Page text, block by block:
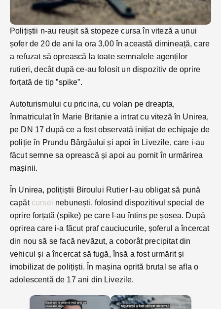
Polițiștii n-au reușit să stopeze cursa în viteză a unui
șofer de 20 de ani la ora 3,00 în această dimineață, care
a refuzat să oprească la toate semnalele agenților
rutieri, decât după ce-au folosit un dispozitiv de oprire
forțată de tip ”spike”.
Autoturismului cu pricina, cu volan pe dreapta,
înmatriculat în Marie Britanie a intrat cu viteză în Unirea,
pe DN 17 după ce a fost observată inițiat de echipaje de
poliție în Prundu Bârgăului și apoi în Livezile, care i-au
făcut semne sa oprească și apoi au pornit în urmărirea
mașinii.
În Unirea, polițiștii Biroului Rutier l-au obligat să pună
capăt cursei nebunești, folosind dispozitivul special de
oprire forțată (spike) pe care l-au întins pe șosea. După
oprirea care i-a făcut praf cauciucurile, șoferul a încercat
din nou să se facă nevăzut, a coborât precipitat din
vehicul și a încercat să fugă, însă a fost urmărit și
imobilizat de polițiști. În mașina oprită brutal se afla o
adolescentă de 17 ani din Livezile.